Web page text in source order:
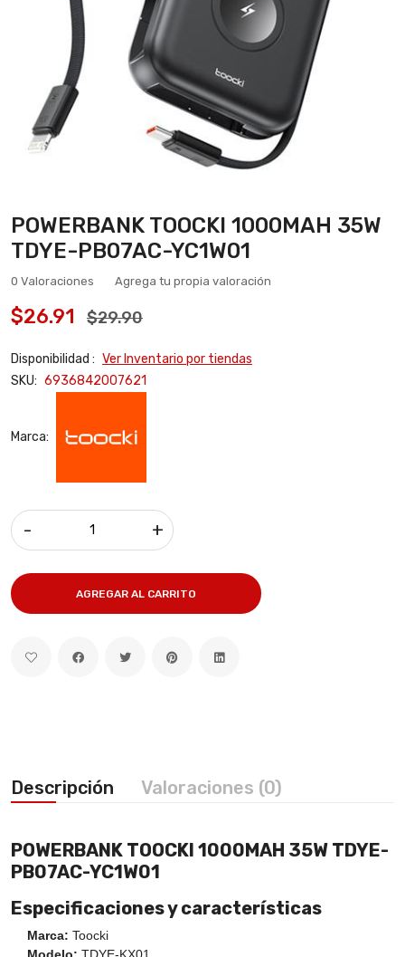
POWERBANK TOOCKI 1000MAH 35W
TDYE-PB07AC-YC1W01
0 Valoraciones Agrega tu propia valoración
$26.91 $29.90
Disponibilidad : Ver Inventario por tiendas
SKU: 6936842007621
Marca:
- +
AGREGAR AL CARRITO
Descripción Valoraciones (0)
POWERBANK TOOCKI 1000MAH 35W TDYE-
PB07AC-YC1W01
Especificaciones y características
Marca: Toocki